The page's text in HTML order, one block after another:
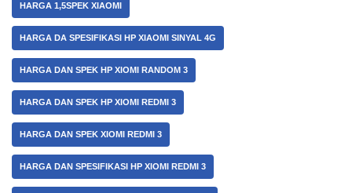
HARGA 1,5SPEK XIAOMI
HARGA DA SPESIFIKASI HP XIAOMI SINYAL 4G
HARGA DAN SPEK HP XIOMI RANDOM 3
HARGA DAN SPEK HP XIOMI REDMI 3
HARGA DAN SPEK XIOMI REDMI 3
HARGA DAN SPESIFIKASI HP XIOMI REDMI 3